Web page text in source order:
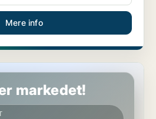
Mere info
markedet!